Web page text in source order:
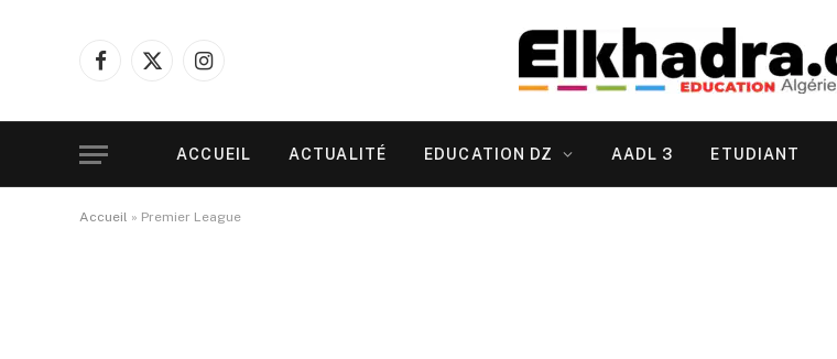
Facebook
X
Instagram
ACCUEIL ACTUALITÉ EDUCATION DZ AADL 3 ETUDIANT
Accueil » Premier League